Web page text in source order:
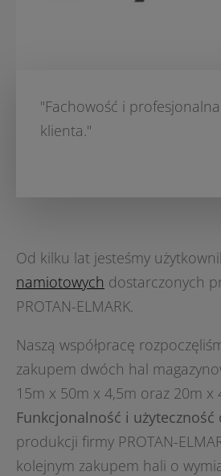
"Fachowość i profesjonalna
klienta."
Od kilku lat jesteśmy
namiotowych dostarczonych
PROTAN-ELMARK.
Naszą współpracę
zakupem dwóch hal
15m x 50m x 4,5m oraz 20m x
Funkcjonalność i
produkcji firmy PROTAN-
kolejnym zakupem hali o